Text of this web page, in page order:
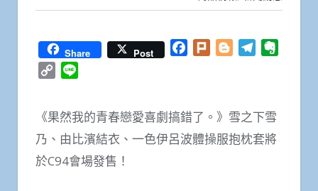
Share Post Facebook
Plurk BloggerTelegram
Copy
《果然我的青春戀愛喜劇搞錯了。》雪之下雪
乃、由比濱結衣、一色伊呂波體操服抱枕套將
於C94會場發售！